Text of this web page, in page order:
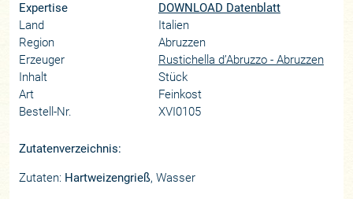
Expertise
DOWNLOAD Datenblatt
Land
Italien
Region
Abruzzen
Erzeuger
Rustichella d’Abruzzo - Abruzzen
Inhalt
Stück
Art
Feinkost
Bestell-Nr.
XVI0105
Zutatenverzeichnis:
Zutaten: Hartweizengrieß, Wasser